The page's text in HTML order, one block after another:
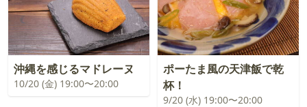
沖縄を感じるマドレーヌ
10/20 (金) 19:00〜20:00
ポーたま風の天津飯で乾
杯！
9/20 (水) 19:00〜20:00